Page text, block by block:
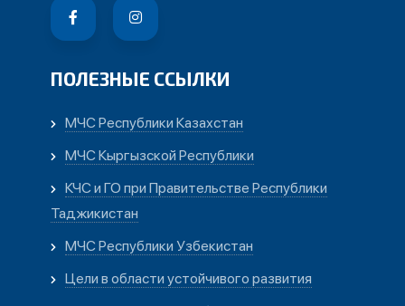
ПОЛЕЗНЫЕ ССЫЛКИ
МЧС Республики Казахстан
МЧС Кыргызской Республики
КЧС и ГО при Правительстве Республики
Таджикистан
МЧС Республики Узбекистан
Цели в области устойчивого развития